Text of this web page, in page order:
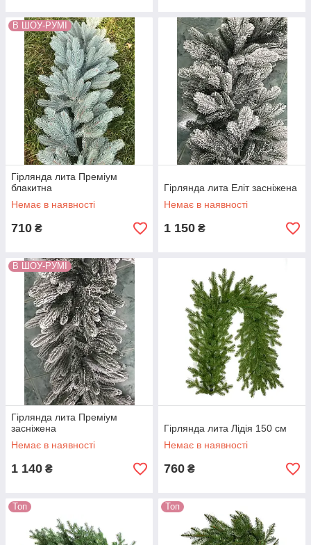
В ШОУ-РУМІ
Гірлянда лита Преміум
блакитна
Немає в наявності
710 ₴
Гірлянда лита Еліт засніжена
Немає в наявності
1 150 ₴
В ШОУ-РУМІ
Гірлянда лита Преміум
засніжена
Немає в наявності
1 140 ₴
Гірлянда лита Лідія 150 см
Немає в наявності
760 ₴
Топ Топ